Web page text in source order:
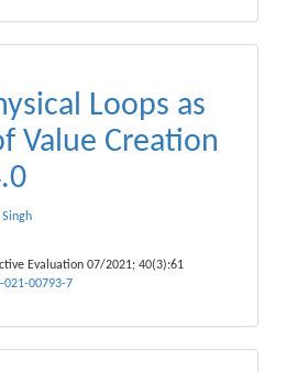
Loops as
Value Creation
Singh
Evaluation 07/2021; 40(3):61
021-00793-7